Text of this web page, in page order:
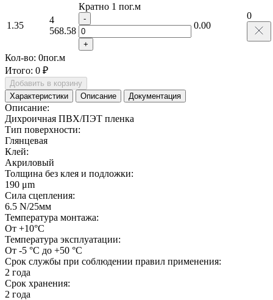
1.35
4
568.58
Кратно 1 пог.м
-
+
0.00
0
Кол-во: 0пог.м
Итого: 0 ₽
Добавить в корзину
Характеристики
Описание Документация
Описание:
Дихроичная ПВХ/ПЭТ пленка
Тип поверхности:
Глянцевая
Клей:
Акриловый
Толщина без клея и подложки:
190 μm
Сила сцепления:
6.5 N/25мм
Температура монтажа:
От +10°C
Температура эксплуатации:
От -5 °C до +50 °C
Срок службы при соблюдении правил применения:
2 года
Срок хранения:
2 года